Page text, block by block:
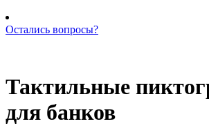
Остались вопросы?
Тактильные
для банков